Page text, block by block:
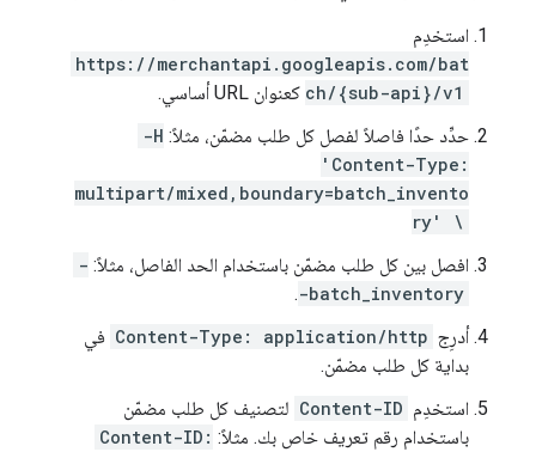
استخدِم
https://merchantapi.googleapis.com/bat
ch/{sub-api}/v1 كعنوان URL أساسي.
حدِّد حدًا فاصلاً لفصل كل طلب مضمّن، مثلاً: -H
'Content-Type:
multipart/mixed,boundary=batch_invento
ry' \
افصل بين كل طلب مضمّن باستخدام الحد الفاصل، مثلاً: -
-batch_inventory
.
أدرِج Content-Type: application/http في
بداية كل طلب مضمّن.
استخدِم Content-ID لتصنيف كل طلب مضمّن
باستخدام رقم تعريف خاص بك. مثلاً: Content-ID: